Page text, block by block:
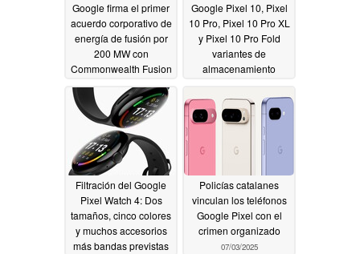
Google firma el primer
acuerdo corporativo de
energía de fusión por
200 MW con
Commonwealth Fusion
07/04/2025
Google Pixel 10, Pixel
10 Pro, Pixel 10 Pro XL
y Pixel 10 Pro Fold
variantes de
almacenamiento
nueva filtración
07/04/2025
Filtración del Google
Pixel Watch 4: Dos
tamaños, cinco colores
y muchos accesorios
más bandas previstas
Policías catalanes
vinculan los teléfonos
Google Pixel con el
crimen organizado
07/03/2025